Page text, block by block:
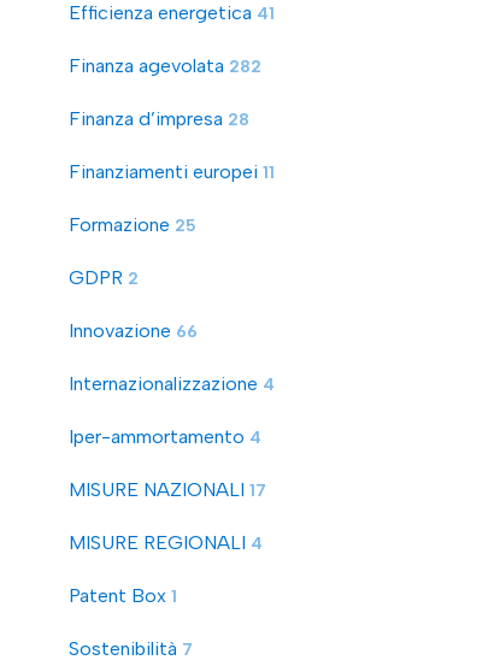
Efficienza energetica 41
Finanza agevolata 282
Finanza d’impresa 28
Finanziamenti europei 11
Formazione 25
GDPR 2
Innovazione 66
Internazionalizzazione 4
Iper-ammortamento 4
MISURE NAZIONALI 17
MISURE REGIONALI 4
Patent Box 1
Sostenibilità 7